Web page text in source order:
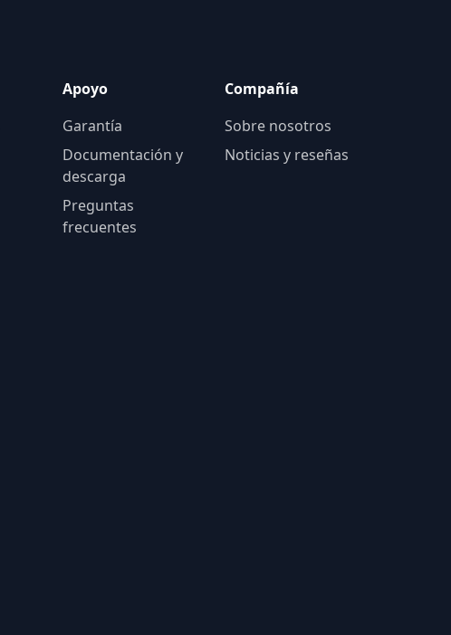
Apoyo
Garantía
Documentación y
descarga
Preguntas
frecuentes
Compañía
Sobre nosotros
Noticias y reseñas